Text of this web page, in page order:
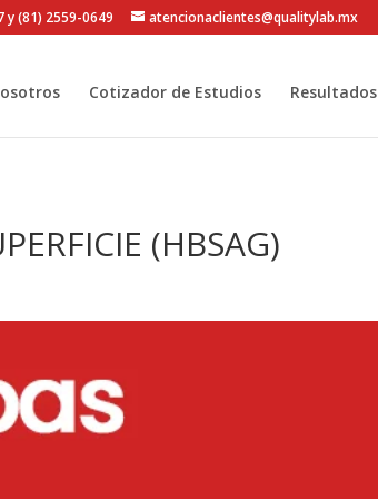
y (81) 2559-0649 atencionaclientes@qualitylab.mx
Cotizador de Estudios Resultados
(HBSAG)